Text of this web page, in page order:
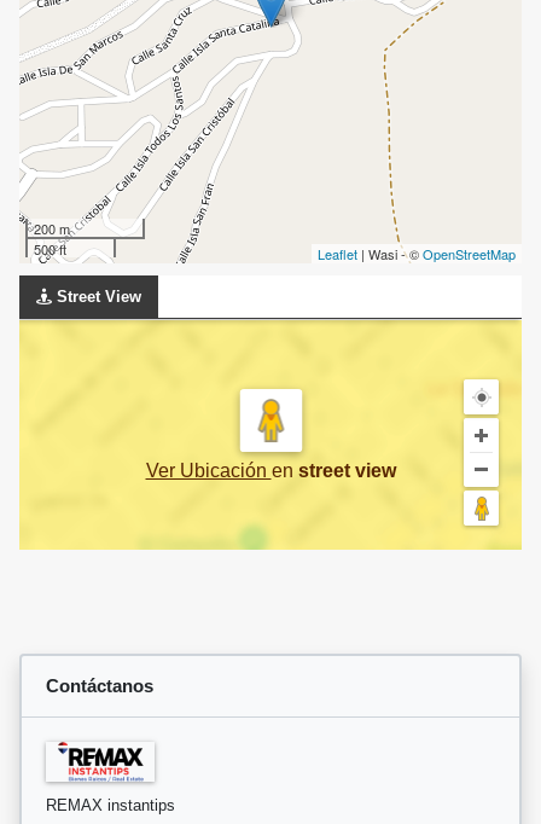
200 m
500 ft
Leaflet | Wasi - ©OpenStreetMap
Street View
Ver Ubicación en street view
Contáctanos
REMAX instantips